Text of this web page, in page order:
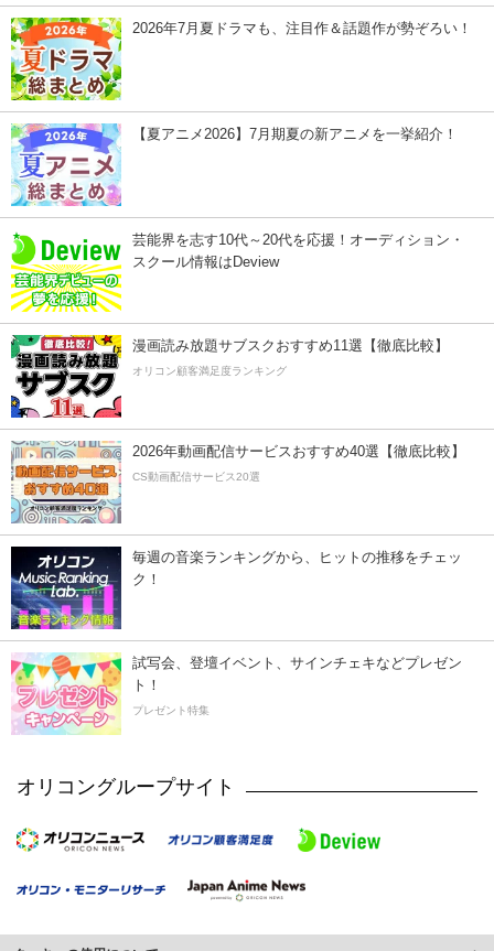
2026年7月夏ドラマも、注目作＆話題作が勢ぞろい！
【夏アニメ2026】7月期夏の新アニメを一挙紹介！
芸能界を志す10代～20代を応援！オーディション・
スクール情報はDeview
漫画読み放題サブスクおすすめ11選【徹底比較】
オリコン顧客満足度ランキング
2026年動画配信サービスおすすめ40選【徹底比較】
CS動画配信サービス20選
毎週の音楽ランキングから、ヒットの推移をチェッ
ク！
試写会、登壇イベント、サインチェキなどプレゼン
ト！
プレゼント特集
オリコングループサイト